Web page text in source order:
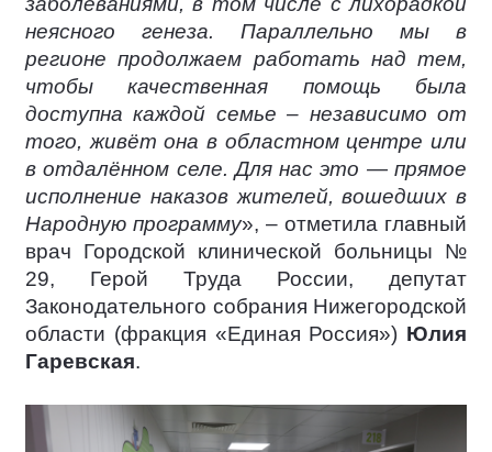
неясного генеза. Параллельно мы в
регионе продолжаем работать над тем,
чтобы качественная помощь была
доступна каждой семье – независимо от
того, живёт она в областном центре или
в отдалённом селе. Для нас это — прямое
исполнение наказов жителей, вошедших в
Народную программу», – отметила главный
врач Городской клинической больницы №
29, Герой Труда России, депутат
Законодательного собрания Нижегородской
области (фракция «Единая Россия») Юлия
Гаревская.